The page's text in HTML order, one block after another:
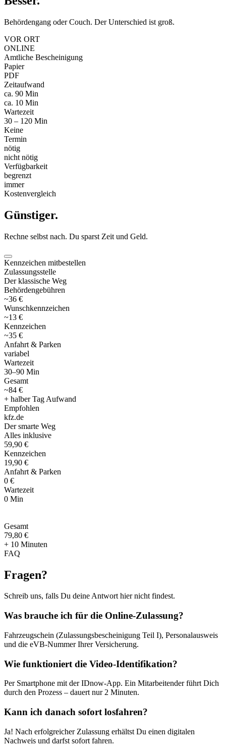
Behördengang oder Couch. Der Unterschied ist groß.
VOR ORT
ONLINE
Amtliche Bescheinigung
Papier
PDF
Zeitaufwand
ca. 90 Min
ca. 10 Min
Wartezeit
30 – 120 Min
Keine
Termin
nötig
nicht nötig
Verfügbarkeit
begrenzt
immer
Kostenvergleich
Günstiger.
Rechne selbst nach. Du sparst Zeit und Geld.
Kennzeichen mitbestellen
Zulassungsstelle
Der klassische Weg
Behördengebühren
~36 €
Wunschkennzeichen
~13 €
Kennzeichen
~35 €
Anfahrt & Parken
variabel
Wartezeit
30–90 Min
Gesamt
~84 €
+ halber Tag Aufwand
Empfohlen
kfz.de
Der smarte Weg
Alles inklusive
59,90 €
Kennzeichen
19,90 €
Anfahrt & Parken
0 €
Wartezeit
0 Min
Gesamt
79,80 €
+ 10 Minuten
FAQ
Fragen?
Schreib uns, falls Du deine Antwort hier nicht findest.
Was brauche ich für die Online-Zulassung?
Fahrzeugschein (Zulassungsbescheinigung Teil I), Personalausweis
und die eVB-Nummer Ihrer Versicherung.
Wie funktioniert die Video-Identifikation?
Per Smartphone mit der IDnow-App. Ein Mitarbeitender führt Dich
durch den Prozess – dauert nur 2 Minuten.
Kann ich danach sofort losfahren?
Ja! Nach erfolgreicher Zulassung erhältst Du einen digitalen
Nachweis und darfst sofort fahren.